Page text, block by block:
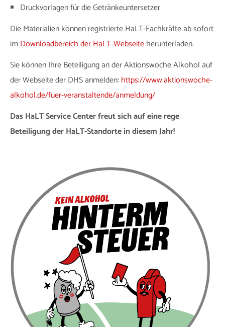
Druckvorlagen für die Getränkeuntersetzer
Die Materialien können registrierte HaLT-Fachkräfte ab sofort
imDownloadbereich der HaLT-Webseiteherunterladen.
Sie können Ihre Beteiligung an der Aktionswoche Alkohol auf
der Webseite der DHS anmelden: https://www.aktionswoche-
alkohol.de/fuer-veranstaltende/anmeldung/
Das HaLT Service Center freut sich auf eine rege
Beteiligung der HaLT-Standorte in diesem Jahr!